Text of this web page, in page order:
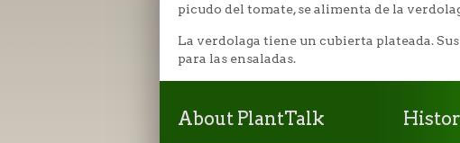
picudo del tomate, se alimenta de la
La verdolaga tiene un cubierta plateada.
para las ensaladas.
About PlantTalk